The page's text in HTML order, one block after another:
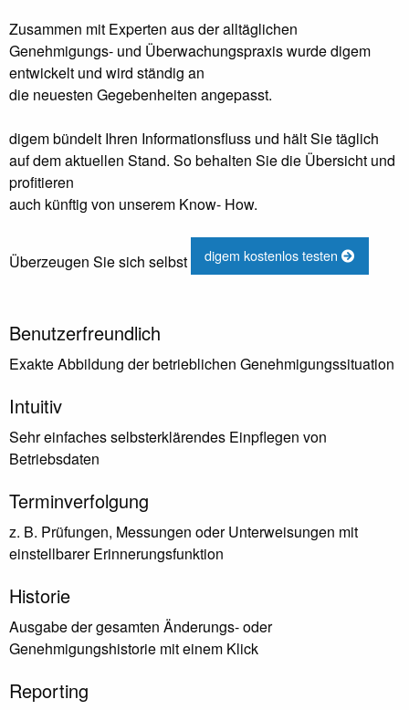
Zusammen mit Experten aus der alltäglichen
Genehmigungs- und Überwachungspraxis wurde digem
entwickelt und wird ständig an
die neuesten Gegebenheiten angepasst.
digem bündelt Ihren Informationsfluss und hält Sie täglich
auf dem aktuellen Stand. So behalten Sie die Übersicht und
profitieren
auch künftig von unserem Know- How.
Überzeugen Sie sich selbst digem kostenlos testen
Benutzerfreundlich
Exakte Abbildung der betrieblichen Genehmigungssituation
Intuitiv
Sehr einfaches selbsterklärendes Einpflegen von
Betriebsdaten
Terminverfolgung
z. B. Prüfungen, Messungen oder Unterweisungen mit
einstellbarer Erinnerungsfunktion
Historie
Ausgabe der gesamten Änderungs- oder
Genehmigungshistorie mit einem Klick
Reporting